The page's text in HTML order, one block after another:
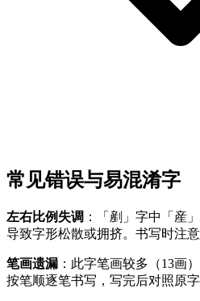
常见错误与易混淆字
左右比例失调 ：「剷」字中「産
导致字形松散或拥挤。书写时注
笔画遗漏 ：此字笔画较多（13画
按笔顺逐笔书写，写完后对照原字